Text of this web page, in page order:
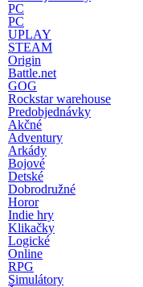
PC
PC
UPLAY
STEAM
Origin
Battle.net
GOG
Rockstar warehouse
Predobjednávky
Akčné
Adventury
Arkády
Bojové
Detské
Dobrodružné
Horor
Indie hry
Klikačky
Logické
Online
RPG
Simulátory